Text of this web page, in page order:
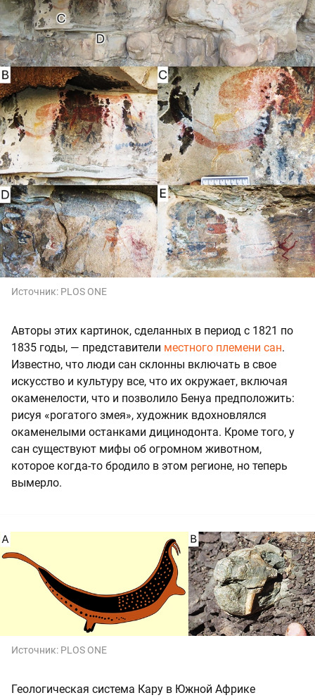
Источник: PLOS ONE
Авторы этих картинок, сделанных в период с 1821 по
1835 годы, — представители местного племени сан.
Известно, что люди сан склонны включать в свое
искусство и культуру все, что их окружает, включая
окаменелости, что и позволило Бенуа предположить:
рисуя «рогатого змея», художник вдохновлялся
окаменелыми останками дицинодонта. Кроме того, у
сан существуют мифы об огромном животном,
которое когда-то бродило в этом регионе, но теперь
вымерло.
Источник: PLOS ONE
Геологическая система Кару в Южной Африке